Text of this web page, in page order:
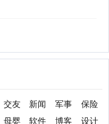
交友 新闻 军事
保险
母婴 软件 博客 设计